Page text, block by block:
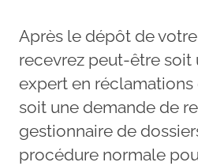
Après le dépôt de
recevrez peut-être soit
expert en réclamations
soit une demande de
gestionnaire de
procédure normale